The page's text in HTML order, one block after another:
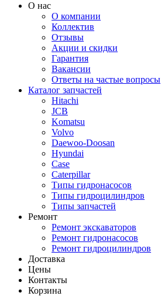
О нас
О компании
Коллектив
Отзывы
Акции и скидки
Гарантия
Вакансии
Ответы на частые вопросы
Каталог запчастей
Hitachi
JCB
Komatsu
Volvo
Daewoo-Doosan
Hyundai
Case
Caterpillar
Типы гидронасосов
Типы гидроцилиндров
Типы запчастей
Ремонт
Ремонт экскаваторов
Ремонт гидронасосов
Ремонт гидроцилиндров
Доставка
Цены
Контакты
Корзина